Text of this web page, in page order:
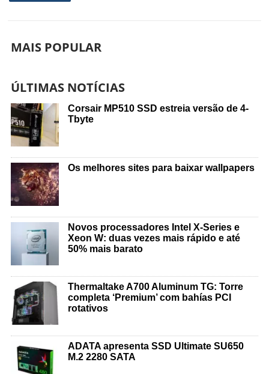
MAIS POPULAR
ÚLTIMAS NOTÍCIAS
Corsair MP510 SSD estreia versão de 4-
Tbyte
Os melhores sites para baixar wallpapers
Novos processadores Intel X-Series e
Xeon W: duas vezes mais rápido e até
50% mais barato
Thermaltake A700 Aluminum TG: Torre
completa ‘Premium’ com bahías PCI
rotativos
ADATA apresenta SSD Ultimate SU650
M.2 2280 SATA